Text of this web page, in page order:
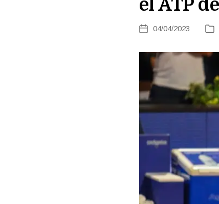
el ATP
Fecha
la
entrada
04/04/2023